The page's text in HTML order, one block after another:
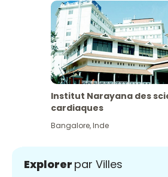
Institut Narayana des
cardiaques
Bangalore,Inde
Explorer par Villes